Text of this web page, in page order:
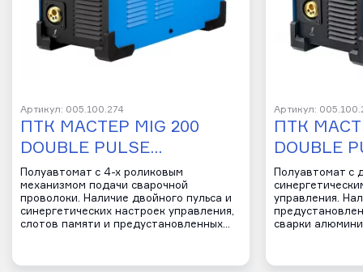
Артикул: 005.100.274
ПТК МАСТЕР MIG 200
DOUBLE PULSE…
Полуавтомат с 4-х роликовым
механизмом подачи сварочной
проволоки. Наличие двойного пульса и
синергетических настроек управления,
слотов памяти и предустановленных…
Артикул:
ПТК
DOUBLE
Полуавтомат с
управления.
сварки